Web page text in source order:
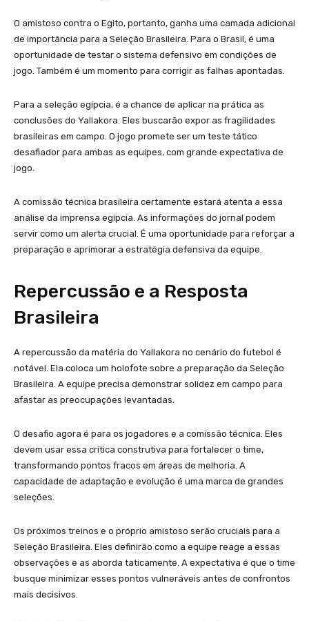
O amistoso contra o Egito, portanto, ganha uma camada adicional
de importância para a Seleção Brasileira. Para o Brasil, é uma
oportunidade de testar o sistema defensivo em condições de
jogo. Também é um momento para corrigir as falhas apontadas.
Para a seleção egípcia, é a chance de aplicar na prática as
conclusões do Yallakora. Eles buscarão expor as fragilidades
brasileiras em campo. O jogo promete ser um teste tático
desafiador para ambas as equipes, com grande expectativa de
jogo.
A comissão técnica brasileira certamente estará atenta a essa
análise da imprensa egípcia. As informações do jornal podem
servir como um alerta crucial. É uma oportunidade para reforçar a
preparação e aprimorar a estratégia defensiva da equipe.
Repercussão e a Resposta
Brasileira
A repercussão da matéria do Yallakora no cenário do futebol é
notável. Ela coloca um holofote sobre a preparação da Seleção
Brasileira. A equipe precisa demonstrar solidez em campo para
afastar as preocupações levantadas.
O desafio agora é para os jogadores e a comissão técnica. Eles
devem usar essa crítica construtiva para fortalecer o time,
transformando pontos fracos em áreas de melhoria. A
capacidade de adaptação e evolução é uma marca de grandes
seleções.
Os próximos treinos e o próprio amistoso serão cruciais para a
Seleção Brasileira. Eles definirão como a equipe reage a essas
observações e as aborda taticamente. A expectativa é que o time
busque minimizar esses pontos vulneráveis antes de confrontos
mais decisivos.